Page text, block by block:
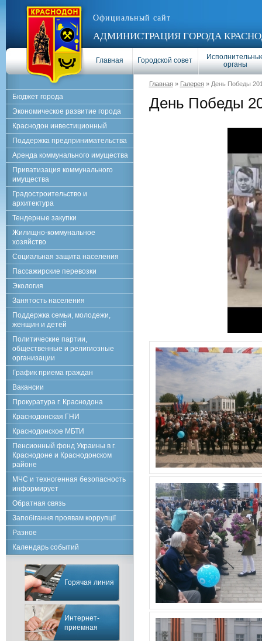
Официальный сайт
АДМИНИСТРАЦИЯ ГОРОДА
Главная Городской совет
органы
Главная» Галерея» День Победы
День Победы
Бюджет города
Экономическое развитие города
Краснодон инвестиционный
Поддержка предпринимательства
Аренда коммунального имущества
Приватизация коммунального
имущества
Градостроительство и
архитектура
Тендерные закупки
Жилищно-коммунальное
хозяйство
Социальная защита населения
Пассажирские перевозки
Экология
Занятость населения
Поддержка семьи, молодежи,
женщин и детей
Политические партии,
общественные и религиозные
организации
График приема граждан
Вакансии
Прокуратура г. Краснодона
Краснодонская ГНИ
Краснодонское МБТИ
Пенсионный фонд Украины в г.
Краснодоне и Краснодонском
районе
МЧС и техногенная безопасность
информирует
Обратная связь
Запобігання проявам коррупції
Разное
Календарь событий
Горячая линия
Интернет-
приемная